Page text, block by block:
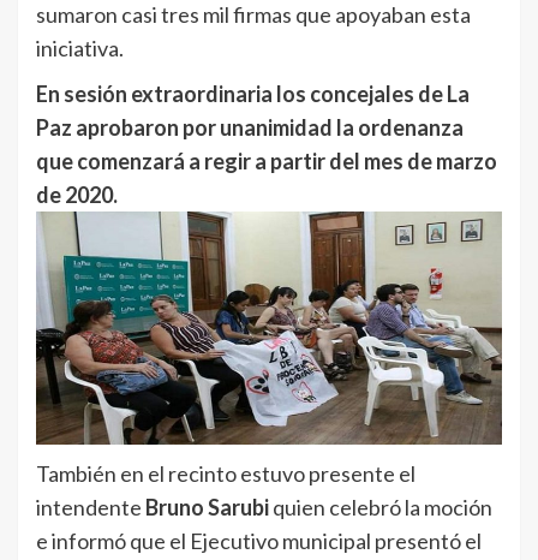
sumaron casi tres mil firmas que apoyaban esta
iniciativa.
En sesión extraordinaria los concejales de La
Paz aprobaron por unanimidad la ordenanza
que comenzará a regir a partir del mes de marzo
de 2020.
También en el recinto estuvo presente el
intendente Bruno Sarubiquien celebró la moción
e informó que el Ejecutivo municipal presentó el